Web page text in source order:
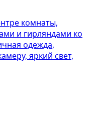
комнаты,
и гирляндами ко
одежда,
яркий свет,